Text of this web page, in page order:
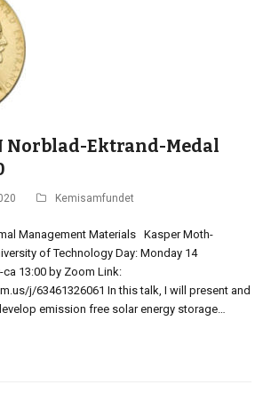
Norblad-Ektrand-Medal
Kemisamfundet
Management Materials Kasper Moth-
of Technology Day: Monday 14
13:00 by Zoom Link:
j/63461326061 In this talk, I will present and
emission free solar energy storage…